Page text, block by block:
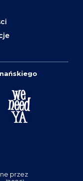
przez